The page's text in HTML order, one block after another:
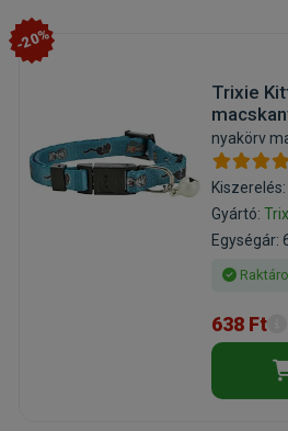
-20%
Trixie
nyakörv
Gyártó:
Egységár:
638 Ft